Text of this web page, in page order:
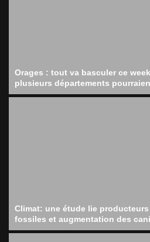
Orages : tout va basculer ce
plusieurs départements
Climat: une étude lie producteurs
fossiles et augmentation des